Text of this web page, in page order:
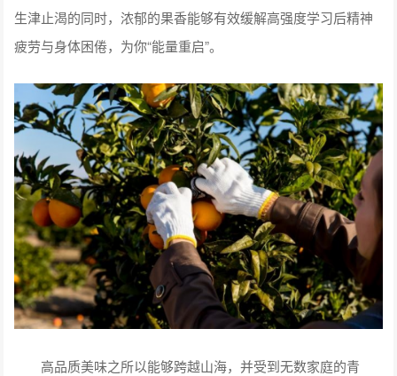
生津止渴的同时，浓郁的果香能够有效缓解高强度学习后精神
疲劳与身体困倦，为你“能量重启”。
高品质美味之所以能够跨越山海，并受到无数家庭的青